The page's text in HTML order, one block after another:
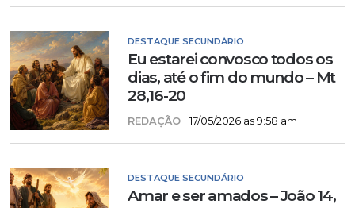
DESTAQUE SECUNDÁRIO
Eu estarei convosco todos os
dias, até o fim do mundo – Mt
28,16-20
REDAÇÃO 17/05/2026 as 9:58 am
DESTAQUE SECUNDÁRIO
Amar e ser amados – João 14,